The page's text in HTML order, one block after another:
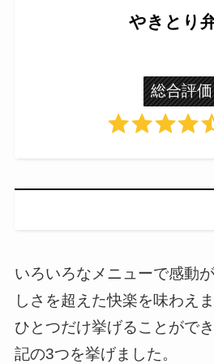
やきとり
総合評価
いろいろなメニューで感動
しさを超えた快楽を味わえま
ひとつだけ挙げることがで
記の3つを挙げました。